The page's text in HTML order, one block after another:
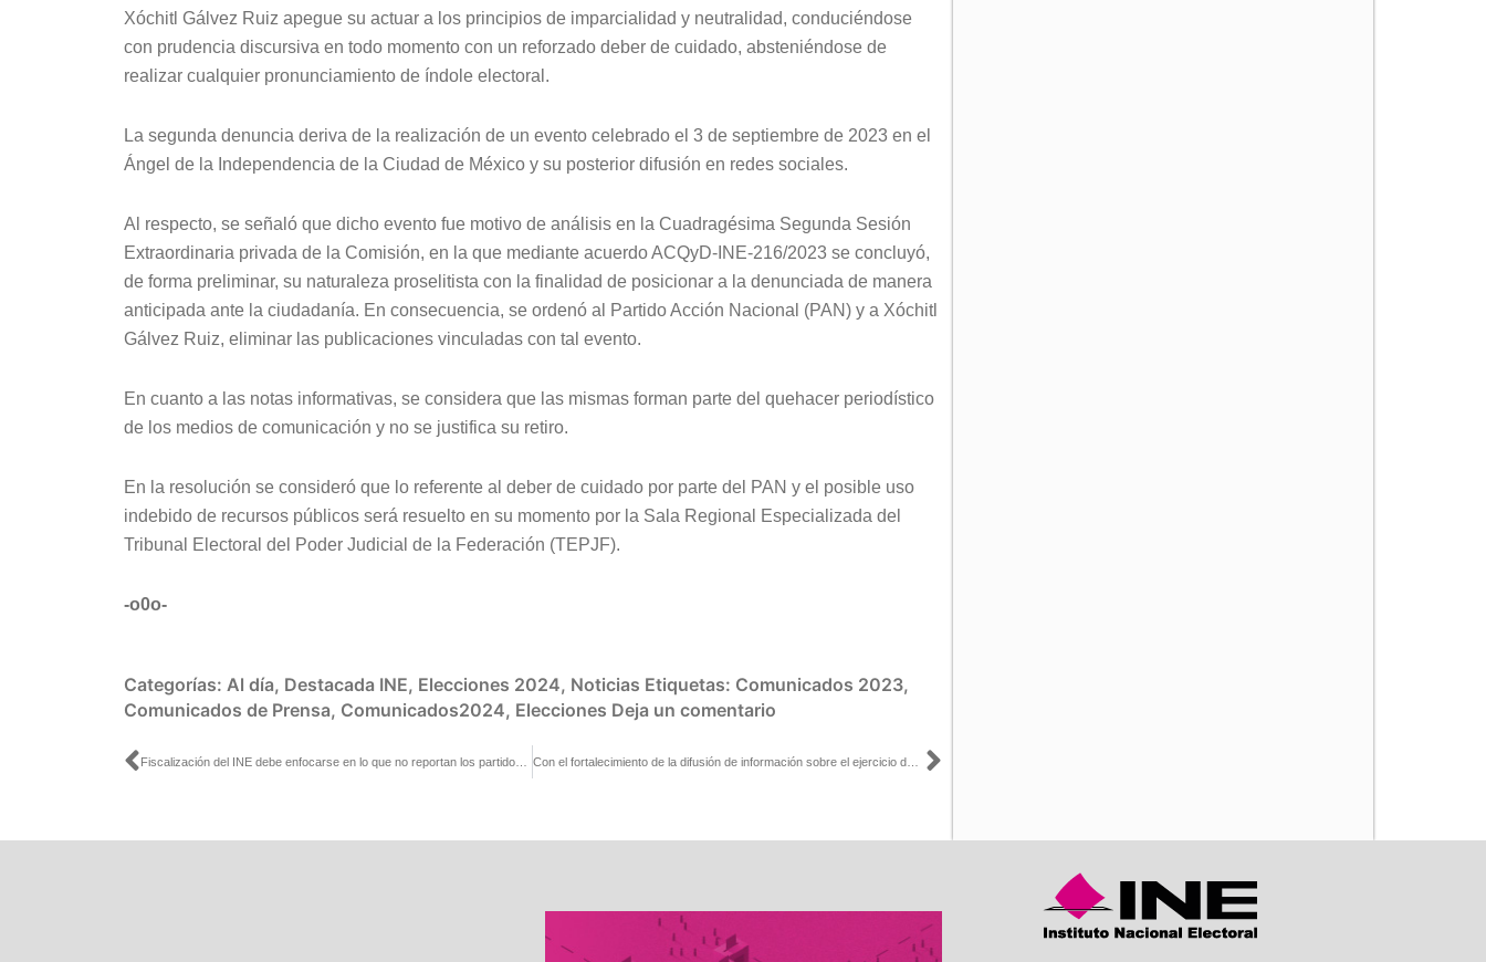
Xóchitl Gálvez Ruiz apegue su actuar a los principios de imparcialidad y neutralidad, conduciéndose
con prudencia discursiva en todo momento con un reforzado deber de cuidado, absteniéndose de
realizar cualquier pronunciamiento de índole electoral.
La segunda denuncia deriva de la realización de un evento celebrado el 3 de septiembre de 2023 en el
Ángel de la Independencia de la Ciudad de México y su posterior difusión en redes sociales.
Al respecto, se señaló que dicho evento fue motivo de análisis en la Cuadragésima Segunda Sesión
Extraordinaria privada de la Comisión, en la que mediante acuerdo ACQyD-INE-216/2023 se concluyó,
de forma preliminar, su naturaleza proselitista con la finalidad de posicionar a la denunciada de manera
anticipada ante la ciudadanía. En consecuencia, se ordenó al Partido Acción Nacional (PAN) y a Xóchitl
Gálvez Ruiz, eliminar las publicaciones vinculadas con tal evento.
En cuanto a las notas informativas, se considera que las mismas forman parte del quehacer periodístico
de los medios de comunicación y no se justifica su retiro.
En la resolución se consideró que lo referente al deber de cuidado por parte del PAN y el posible uso
indebido de recursos públicos será resuelto en su momento por la Sala Regional Especializada del
Tribunal Electoral del Poder Judicial de la Federación (TEPJF).
-o0o-
Categorías: Al día, Destacada INE, Elecciones 2024, Noticias Etiquetas: Comunicados 2023,
Comunicados de Prensa, Comunicados2024, Elecciones Deja un comentario
Ant Siguiente